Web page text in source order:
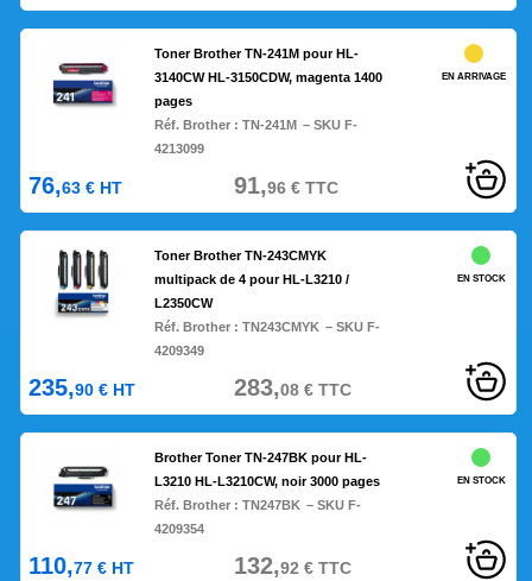
Toner Brother TN-241M pour HL-
3140CW HL-3150CDW, magenta 1400
pages
Réf. Brother :TN-241M – SKU F-
4213099
EN ARRIVAGE
76,63 € HT 91,96€TTC
Toner Brother TN-243CMYK
multipack de 4 pour HL-L3210 /
L2350CW
Réf. Brother :TN243CMYK – SKU F-
4209349
EN STOCK
235,90 € HT 283,08€TTC
Brother Toner TN-247BK pour HL-
L3210 HL-L3210CW, noir 3000 pages
Réf. Brother :TN247BK – SKU F-
4209354
EN STOCK
110,77 € HT 132,92 €TTC